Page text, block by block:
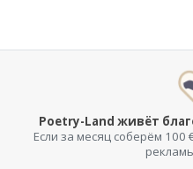
Poetry-Land живёт
Если за месяц соберём